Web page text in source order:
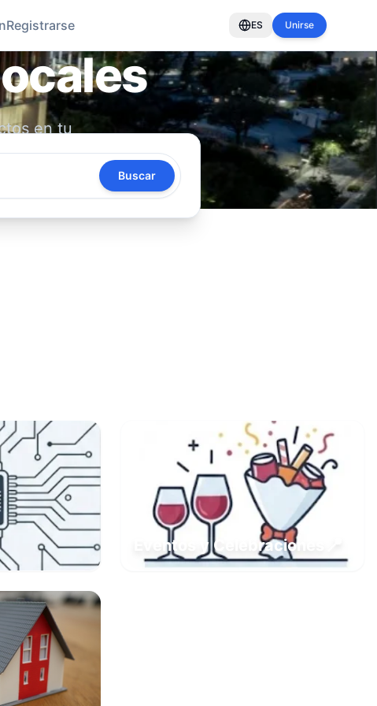
Registrarse ES Unirse
en tu
apoya tu
Buscar
Eventos y Celebraciones